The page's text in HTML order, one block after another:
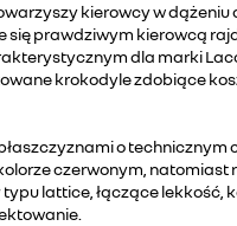
kierowcy w
prawdziwym kierowcą
dla marki
krokodyle zdobiące
o
czerwonym, natomiast
lattice, łączące